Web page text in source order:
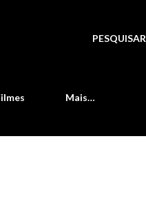
PESQUISAR
Mais…